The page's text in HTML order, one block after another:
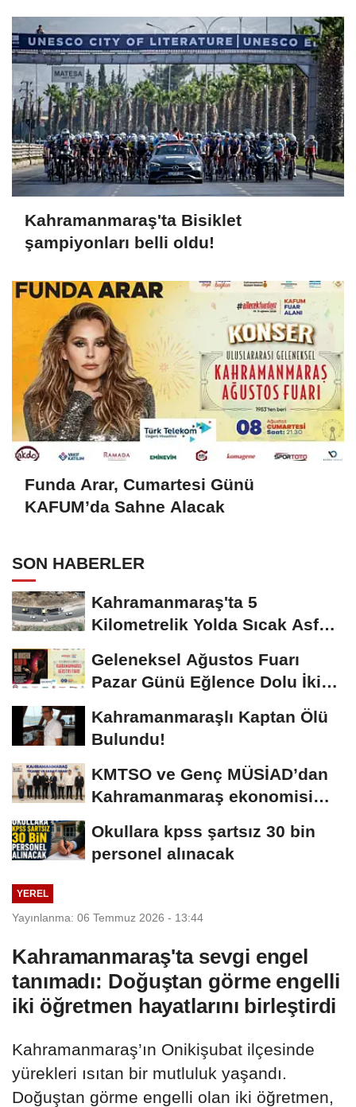
Kahramanmaraş'ta Bisiklet
şampiyonları belli oldu!
Funda Arar, Cumartesi Günü
KAFUM’da Sahne Alacak
SON HABERLER
Kahramanmaraş'ta 5
Kilometrelik Yolda Sıcak Asfalt
Geleneksel Ağustos Fuarı
Pazar Günü Eğlence Dolu İki
Kahramanmaraşlı Kaptan Ölü
Bulundu!
KMTSO ve Genç MÜSİAD’dan
Kahramanmaraş ekonomisi
Okullara kpss şartsız 30 bin
personel alınacak
YEREL
Yayınlanma: 06 Temmuz 2026 - 13:44
Kahramanmaraş'ta sevgi engel
tanımadı: Doğuştan görme engelli
iki öğretmen hayatlarını birleştirdi
Kahramanmaraş’ın Onikişubat ilçesinde
yürekleri ısıtan bir mutluluk yaşandı.
Doğuştan görme engelli olan iki öğretmen,